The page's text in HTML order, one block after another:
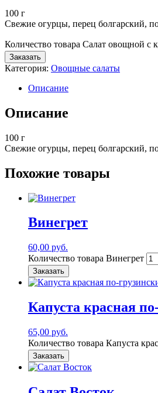
100 г
Свежие огурцы, перец болгарский,
Количество товара Салат овощной с
Заказать
Категория: Овощные салаты
Описание
Описание
100 г
Свежие огурцы, перец болгарский,
Похожие товары
Винегрет
60,00 руб.
Количество товара Винегрет
Заказать
Капуста красная
65,00 руб.
Количество товара Капуста
Заказать